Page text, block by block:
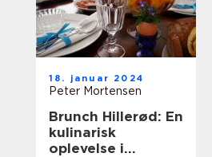
18. januar 2024
Peter Mortensen
Brunch Hillerød: En
kulinarisk
oplevelse i